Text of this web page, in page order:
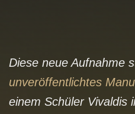
Diese neue Aufnahme
unveröffentlichtes
einem Schüler Vivaldis